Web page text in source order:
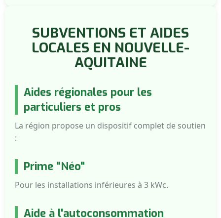
SUBVENTIONS ET AIDES
LOCALES EN NOUVELLE-
AQUITAINE
Aides régionales pour les
particuliers et pros
La région propose un dispositif complet de soutien
:
Prime "Néo"
Pour les installations inférieures à 3 kWc.
Aide à l'autoconsommation